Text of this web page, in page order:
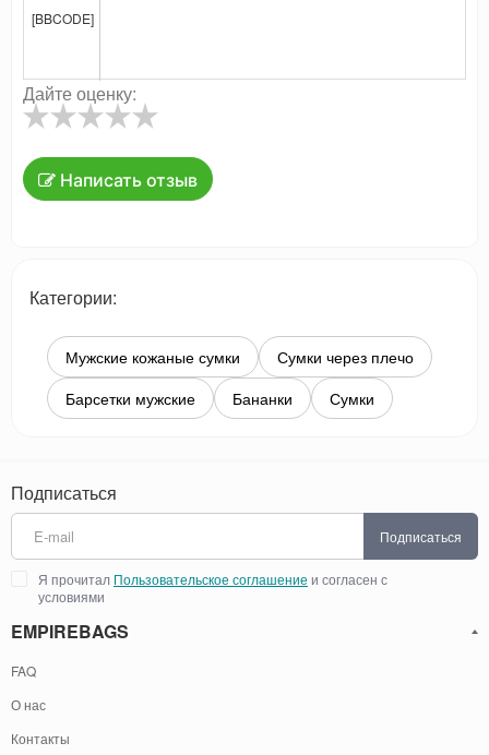
[BBCODE]
Дайте оценку:
Написать отзыв
Категории:
Мужские кожаные сумки
Сумки через плечо
Барсетки мужские
Бананки Сумки
Подписаться
Подписаться
Я прочитал Пользовательское соглашение и согласен с
условиями
EMPIREBAGS
FAQ
О нас
Контакты